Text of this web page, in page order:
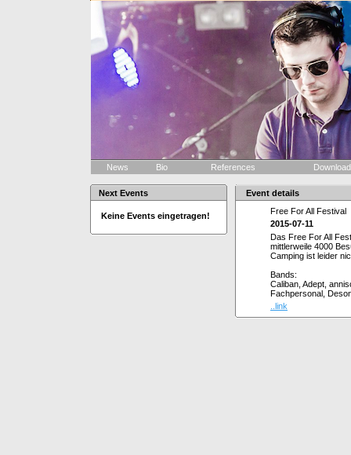
News Bio References
Next Events
Keine Events eingetragen!
Event details
Free For All Festival
2015-07-11
Das Free For All
mittlerweile 4000
Camping ist leider
Bands:
Caliban, Adept,
Fachpersonal,
..link